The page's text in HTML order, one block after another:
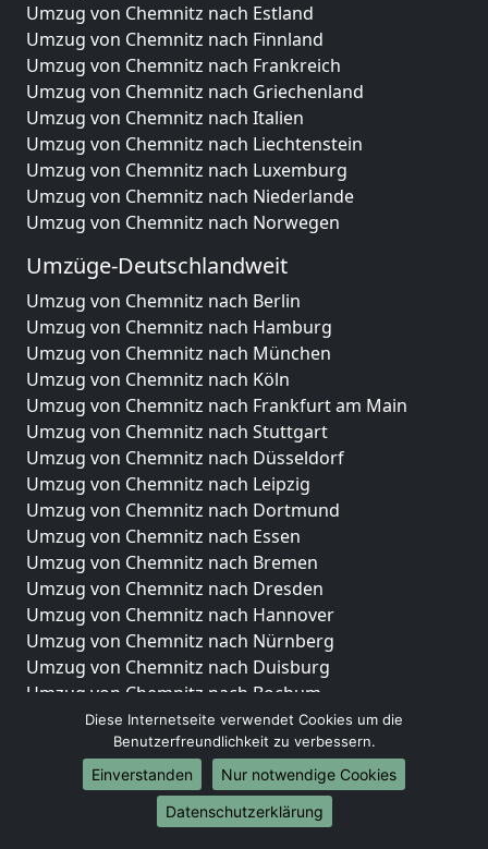
Umzug von Chemnitz nach Estland
Umzug von Chemnitz nach Finnland
Umzug von Chemnitz nach Frankreich
Umzug von Chemnitz nach Griechenland
Umzug von Chemnitz nach Italien
Umzug von Chemnitz nach Liechtenstein
Umzug von Chemnitz nach Luxemburg
Umzug von Chemnitz nach Niederlande
Umzug von Chemnitz nach Norwegen
Umzüge-Deutschlandweit
Umzug von Chemnitz nach Berlin
Umzug von Chemnitz nach Hamburg
Umzug von Chemnitz nach München
Umzug von Chemnitz nach Köln
Umzug von Chemnitz nach Frankfurt am Main
Umzug von Chemnitz nach Stuttgart
Umzug von Chemnitz nach Düsseldorf
Umzug von Chemnitz nach Leipzig
Umzug von Chemnitz nach Dortmund
Umzug von Chemnitz nach Essen
Umzug von Chemnitz nach Bremen
Umzug von Chemnitz nach Dresden
Umzug von Chemnitz nach Hannover
Umzug von Chemnitz nach Nürnberg
Umzug von Chemnitz nach Duisburg
Umzug von Chemnitz nach Bochum
Umzug von Chemnitz nach Wuppertal
Umzug von Chemnitz nach Bielefeld
Umzug von Chemnitz nach Bonn
Umzug von Chemnitz nach Münster
Diese Internetseite verwendet Cookies um die
Benutzerfreundlichkeit zu verbessern.
Einverstanden
Nur notwendige Cookies
Datenschutzerklärung